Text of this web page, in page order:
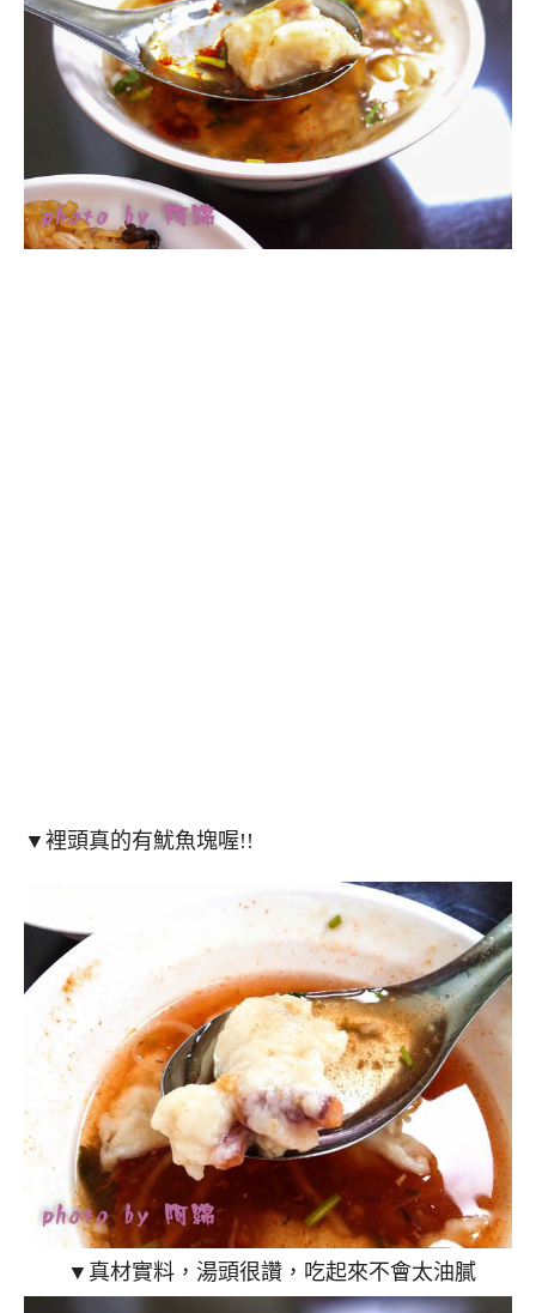
▼裡頭真的有魷魚塊喔!!
▼真材實料，湯頭很讚，吃起來不會太油膩